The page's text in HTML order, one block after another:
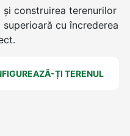
construirea terenurilor
cu încrederea
ȚI TERENUL